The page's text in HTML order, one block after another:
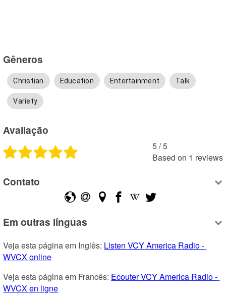
Gêneros
Christian Education Entertainment Talk
Variety
Avaliação
5 /5
Based on 1 reviews
Contato
Em outras línguas
Veja esta página em Inglês: Listen VCY America Radio -
WVCX online
Veja esta página em Francês: Ecouter VCY America Radio -
WVCX en ligne